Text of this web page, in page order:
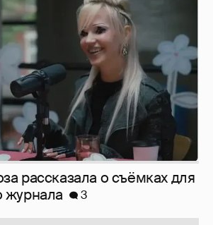
рассказала о съёмках для
журнала
3